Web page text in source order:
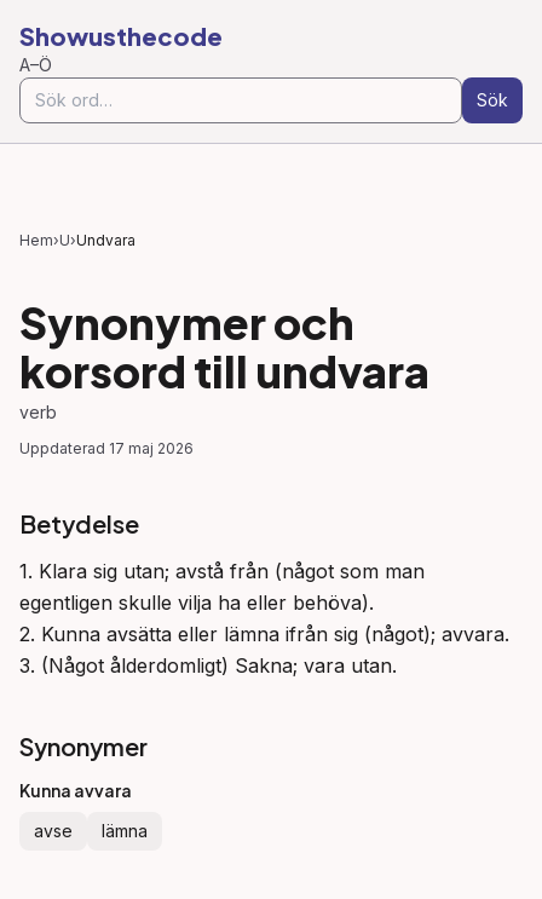
Showusthecode
A–Ö
Sök
Hem›U›Undvara
Synonymer och
korsord till undvara
verb
Uppdaterad 17 maj 2026
Betydelse
1. Klara sig utan; avstå från (något som man
egentligen skulle vilja ha eller behöva).
2. Kunna avsätta eller lämna ifrån sig (något); avvara.
3. (Något ålderdomligt) Sakna; vara utan.
Synonymer
Kunna avvara
avse lämna